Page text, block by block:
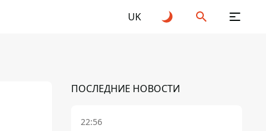
UK
ПОСЛЕДНИЕ НОВОСТИ
22:56